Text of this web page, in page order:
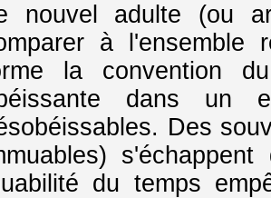
nouvel adulte (ou
à l'ensemble
la convention
dans un
Des
du temps